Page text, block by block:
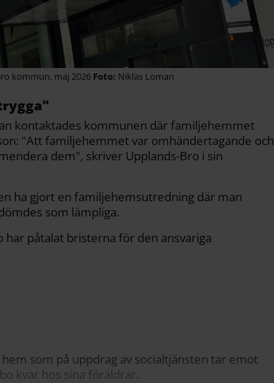
kommun, maj 2026 Niklas Loman
kontaktades kommunen där familjehemmet
"Att familjehemmet var omhändertagande och
dem", skriver Upplands-Bro i sin
ha gjort en familjehemsutredning där man
som lämpliga.
har påtalat bristerna för den ansvariga
som på uppdrag av socialtjänsten tar emot
kvar hos sina föräldrar.